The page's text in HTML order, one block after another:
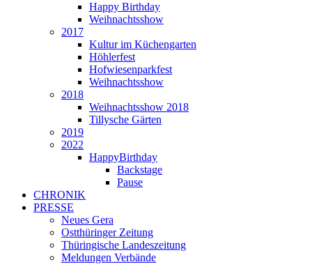
Happy Birthday
Weihnachtsshow
2017
Kultur im Küchengarten
Höhlerfest
Hofwiesenparkfest
Weihnachtsshow
2018
Weihnachtsshow 2018
Tillysche Gärten
2019
2022
HappyBirthday
Backstage
Pause
CHRONIK
PRESSE
Neues Gera
Ostthüringer Zeitung
Thüringische Landeszeitung
Meldungen Verbände